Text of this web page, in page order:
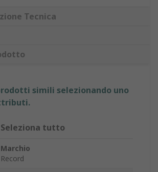
Tecnica
simili selezionando uno
Seleziona tutto
Marchio
Record